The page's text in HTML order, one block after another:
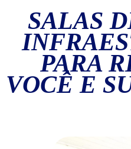
SALAS
PARA
VOCÊ E